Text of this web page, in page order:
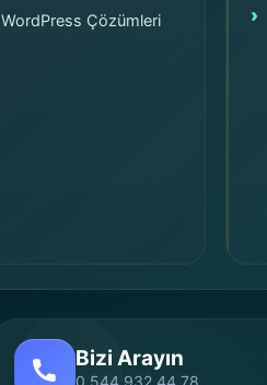
WordPress Çözümleri
Bizi Arayın
0 544 932 44 78